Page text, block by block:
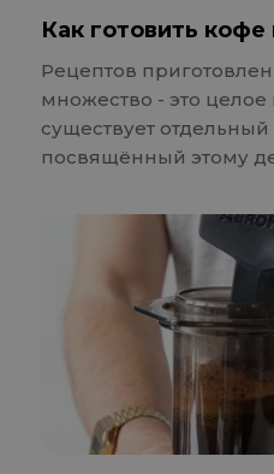
Как готовить кофе
Рецептов
множество - это целое
существует
посвящённый этому